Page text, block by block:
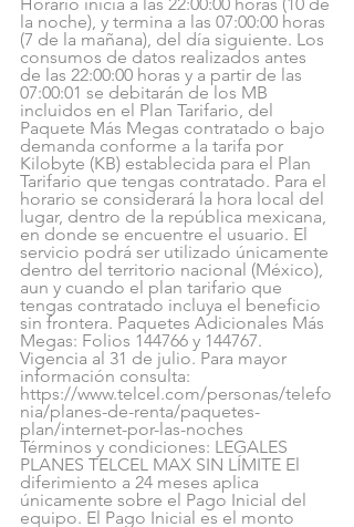
la noche), y termina a las 07:00:00 horas
(7 de la mañana), del día siguiente. Los
consumos de datos realizados antes
de las 22:00:00 horas y a partir de las
07:00:01 se debitarán de los MB
incluidos en el Plan Tarifario, del
Paquete Más Megas contratado o bajo
demanda conforme a la tarifa por
Kilobyte (KB) establecida para el Plan
Tarifario que tengas contratado. Para el
horario se considerará la hora local del
lugar, dentro de la república mexicana,
en donde se encuentre el usuario. El
servicio podrá ser utilizado únicamente
dentro del territorio nacional (México),
aun y cuando el plan tarifario que
tengas contratado incluya el beneficio
sin frontera. Paquetes Adicionales Más
Megas: Folios 144766 y 144767.
Vigencia al 31 de julio. Para mayor
información consulta:
https://www.telcel.com/personas/telefo
nia/planes-de-renta/paquetes-
plan/internet-por-las-noches
Términos y condiciones: LEGALES
PLANES TELCEL MAX SIN LÍMITE El
diferimiento a 24 meses aplica
únicamente sobre el Pago Inicial del
equipo. El Pago Inicial es el monto